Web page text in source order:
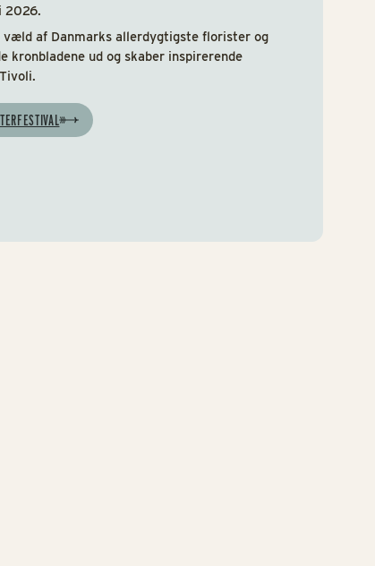
2026.
væld af Danmarks allerdygtigste florister og
kronbladene ud og skaber inspirerende